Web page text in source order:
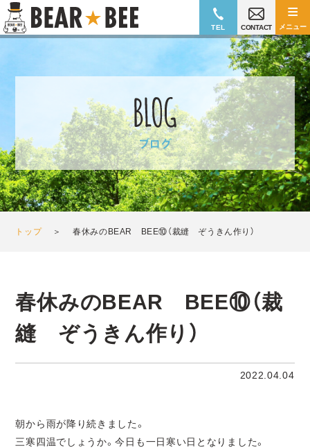
≡
メニュー
TEL CONTACT
トップ＞春休みのBEAR BEE⑩（裁縫 ぞうきん作り）
春休みのBEAR BEE⑩（裁
縫 ぞうきん作り）
2022.04.04
朝から雨が降り続きました。
三寒四温でしょうか。今日も一日寒い日となりました。